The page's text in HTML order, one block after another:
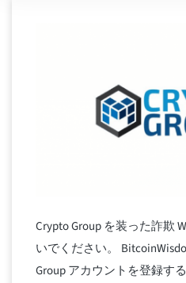
Crypto Group を装った詐欺
いでください。
Group アカウントを登録する